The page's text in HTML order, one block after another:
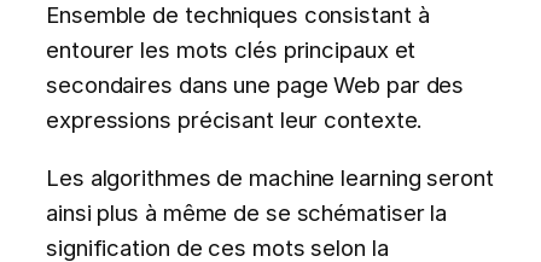
Ensemble de techniques consistant à
entourer les mots clés principaux et
secondaires dans une page Web par des
expressions précisant leur contexte.
Les algorithmes de machine learning seront
ainsi plus à même de se schématiser la
signification de ces mots selon la